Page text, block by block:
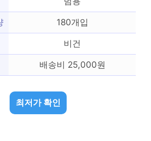
180개입
비건
배송비 25,000원
최저가 확인